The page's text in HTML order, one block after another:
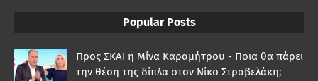
Popular Posts
Προς ΣΚΑΪ η Μίνα Καραμήτρου - Ποια θα πάρει
την θέση της δίπλα στον Νίκο Στραβελάκη;